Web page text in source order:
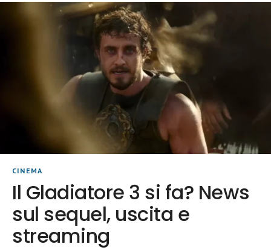
CINEMA
Il Gladiatore 3 si fa? News
sul sequel, uscita e
streaming